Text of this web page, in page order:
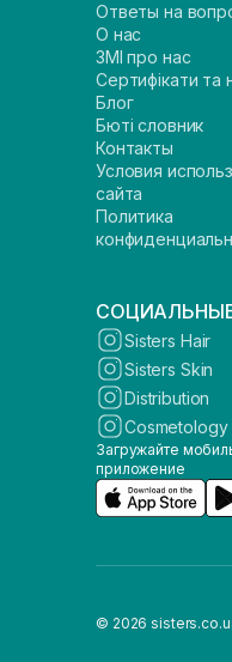
Ответы на
О нас
ЗМІ про нас
Сертифікати та
Блог
Бюті словник
Контакты
Условия
сайта
Политика
Sisters Hair
Sisters Skin
Distribution
Cosmetology
Загружайте
приложение
© 2026